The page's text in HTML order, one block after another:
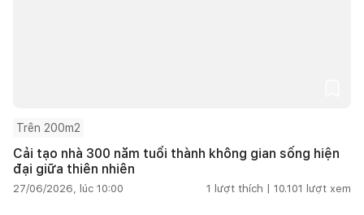
Trên 200m2
Cải tạo nhà 300 năm tuổi thành không gian sống hiện
đại giữa thiên nhiên
27/06/2026, lúc 10:00 1 lượt thích | 10.101 lượt xem